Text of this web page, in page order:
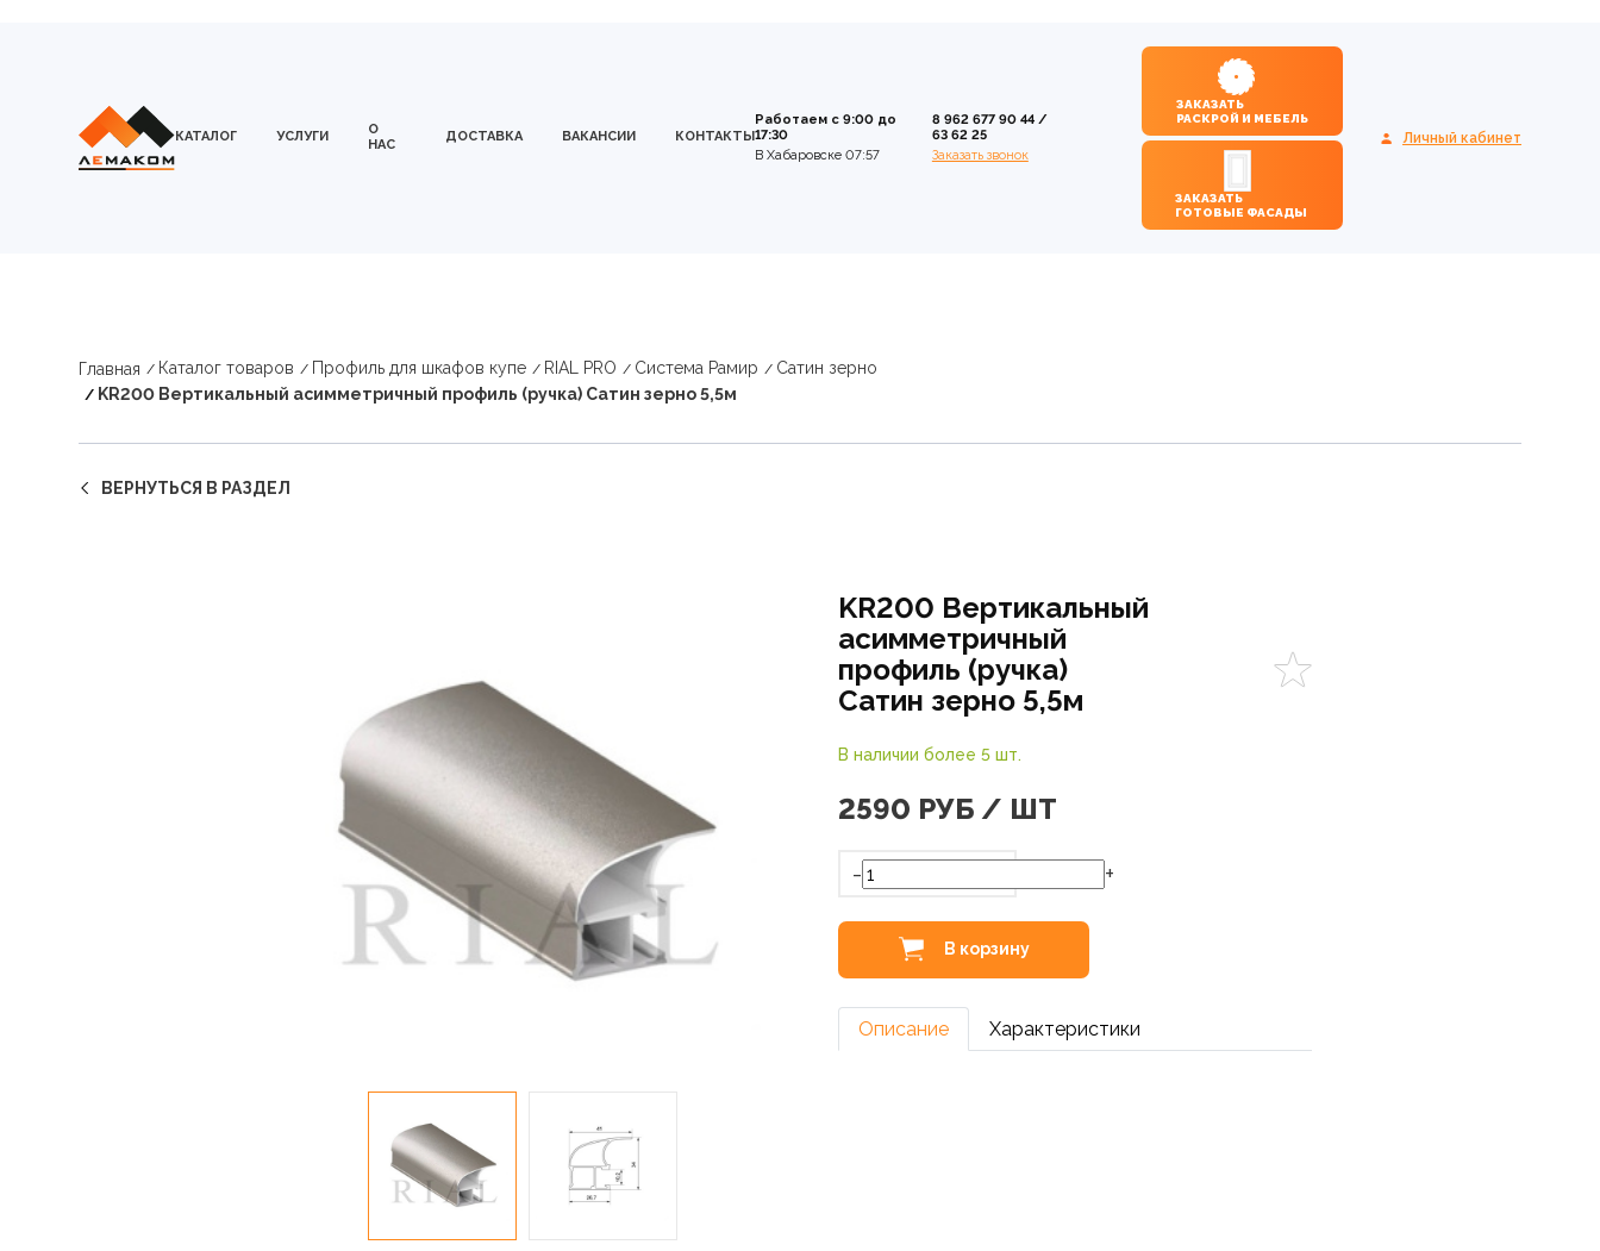
КАТАЛОГ УСЛУГИ
О
НАС
ДОСТАВКА ВАКАНСИИ КОНТАКТЫ
Работаем с 9:00 до
17:30
В Хабаровске 07:57
8 962 677 90 44/
63 62 25
Заказать звонок
ЗАКАЗАТЬ
РАСКРОЙ И МЕБЕЛЬ
ЗАКАЗАТЬ
ГОТОВЫЕ ФАСАДЫ
Личный кабинет
Главная Каталог товаров Профиль для шкафов купе RIAL PRO Система Рамир
Сатин зерно
KR200 Вертикальный асимметричный профиль (ручка) Сатин зерно 5,5м
ВЕРНУТЬСЯ В РАЗДЕЛ
KR200 Вертикальный
асимметричный
профиль (ручка)
Сатин зерно 5,5м
В наличии более 5 шт.
2590 РУБ / ШТ
- +
В корзину
Описание Характеристики